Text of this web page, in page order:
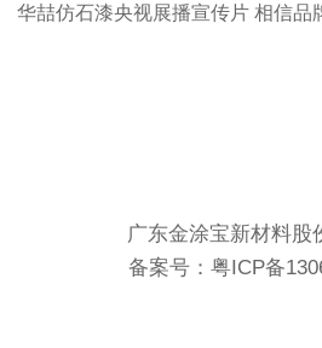
华喆仿石漆央视展播宣传片 相信品
广东金涂宝新材料股
备案号： 粤ICP备